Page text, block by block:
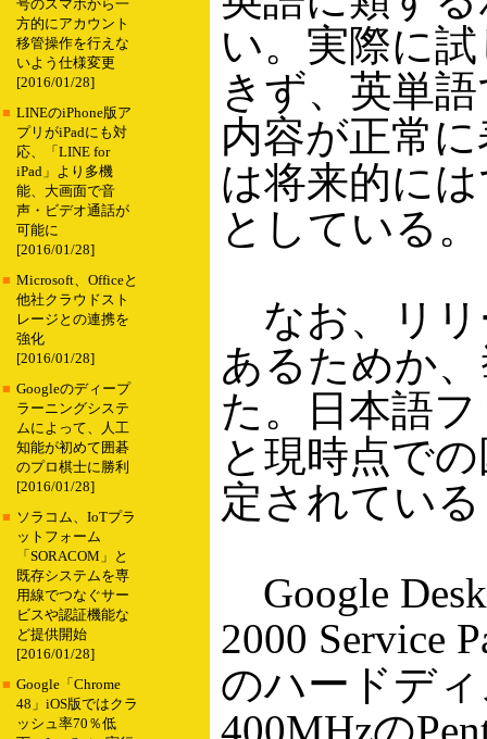
号のスマホから一
方的にアカウント
移管操作を行えな
いよう仕様変更
[2016/01/28]
■ LINEのiPhone版ア
プリがiPadにも対
応、「LINE for
iPad」より多機
能、大画面で音
声・ビデオ通話が
可能に
[2016/01/28]
■ Microsoft、Officeと
他社クラウドスト
レージとの連携を
強化
[2016/01/28]
■ Googleのディープ
ラーニングシステ
ムによって、人工
知能が初めて囲碁
のプロ棋士に勝利
[2016/01/28]
■ ソラコム、IoTプラ
ットフォーム
「SORACOM」と
既存システムを専
用線でつなぐサー
ビスや認証機能な
ど提供開始
[2016/01/28]
■ Google「Chrome
48」iOS版ではクラ
ッシュ率70％低
い。実際に
きず、英単
内容が正常
は将来的に
としている。
なお、リリ
あるためか
た。日本語
と現時点で
定されてい
Google
2000 Service
のハードデ